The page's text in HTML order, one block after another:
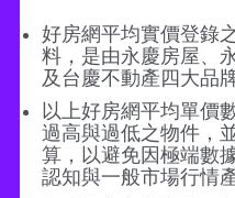
好房網平均實價登錄
料，是由永慶房屋、
及台慶不動產四大品
以上好房網平均單價
過高與過低之物件，
算，以避免因極端數
認知與一般市場行情